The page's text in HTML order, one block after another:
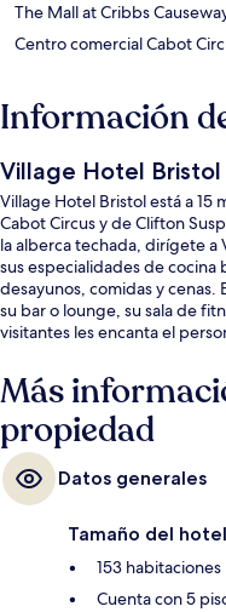
The Mall at Cribbs
Centro comercial Cabot
Información
Village Hotel Bristol
Village Hotel Bristol está a 15
Cabot Circus y de Clifton
la alberca techada, dirígete a
sus especialidades de
desayunos, comidas y cenas.
su bar o lounge, su sala de
visitantes les encanta el
Más
propiedad
Datos generales
Tamaño del hotel
153 habitaciones
Cuenta con 5